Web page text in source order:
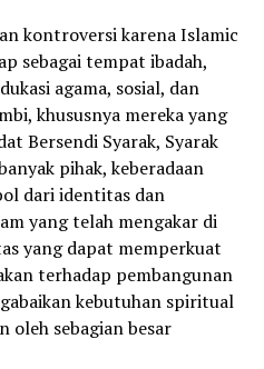
kontroversi karena Islamic
sebagai tempat ibadah,
agama, sosial, dan
khususnya mereka yang
Bersendi Syarak, Syarak
pihak, keberadaan
dari identitas dan
yang telah mengakar di
yang dapat memperkuat
terhadap pembangunan
kebutuhan spiritual
oleh sebagian besar